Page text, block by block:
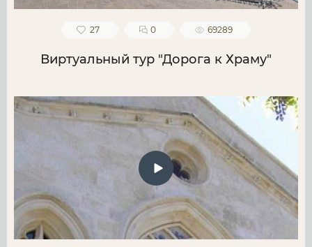
27 0 69289
Виртуальный тур "Дорога к Храму"